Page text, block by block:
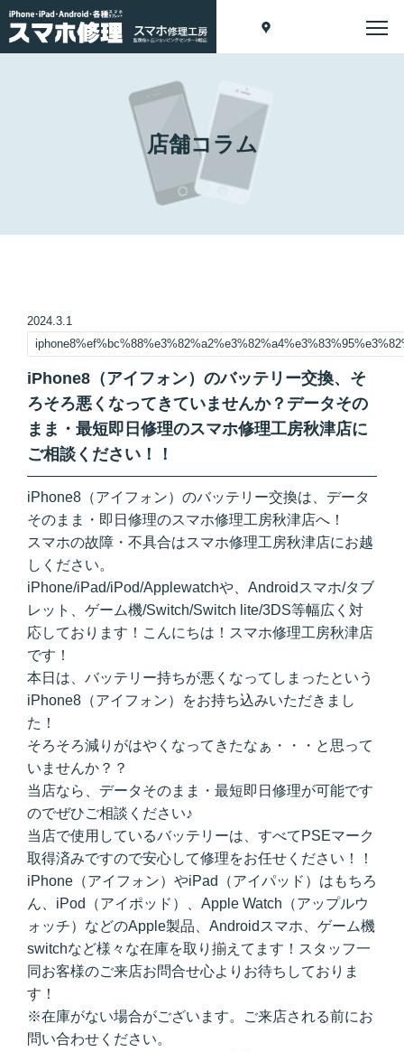
店舗コラム
2024.3.1
iPhone8（アイフォン）のバッテリー交換、そ
ろそろ悪くなってきていませんか？データその
まま・最短即日修理のスマホ修理工房秋津店に
ご相談ください！！
iPhone8（アイフォン）のバッテリー交換は、データ
そのまま・即日修理のスマホ修理工房秋津店へ！
スマホの故障・不具合はスマホ修理工房秋津店にお越
しください。
iPhone/iPad/iPod/Applewatchや、Androidスマホ/タブ
レット、ゲーム機/Switch/Switch lite/3DS等幅広く対
応しております！こんにちは！スマホ修理工房秋津店
です！
本日は、バッテリー持ちが悪くなってしまったという
iPhone8（アイフォン）をお持ち込みいただきまし
た！
そろそろ減りがはやくなってきたなぁ・・・と思って
いませんか？？
当店なら、データそのまま・最短即日修理が可能です
のでぜひご相談ください♪
当店で使用しているバッテリーは、すべてPSEマーク
取得済みですので安心して修理をお任せください！！
iPhone（アイフォン）やiPad（アイパッド）はもちろ
ん、iPod（アイポッド）、Apple Watch（アップルウ
ォッチ）などのApple製品、Androidスマホ、ゲーム機
switchなど様々な在庫を取り揃えてます！スタッフ一
同お客様のご来店お問合せ心よりお待ちしておりま
す！
※在庫がない場合がございます。ご来店される前にお
問い合わせください。